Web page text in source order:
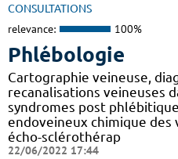
CONSULTATIONS
relevance: 100%
Phlébologie
Cartographie veineuse,
recanalisations veineuses
syndromes post
endoveineux chimique
écho-sclérothérap
22/06/2022 17:44